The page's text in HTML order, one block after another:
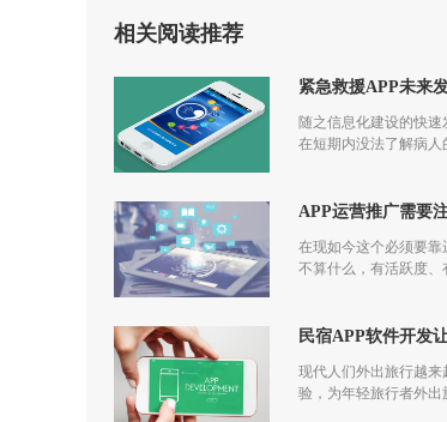
相关阅读推荐
紧急救援APP未来
随之信息化建设的快
在短期内没法了解病人
APP运营推广需要
在现如今这个必须要
不算什么，有活跃度、
民宿APP软件开发
现代人们外出旅行越来
验，为年轻旅行者外出